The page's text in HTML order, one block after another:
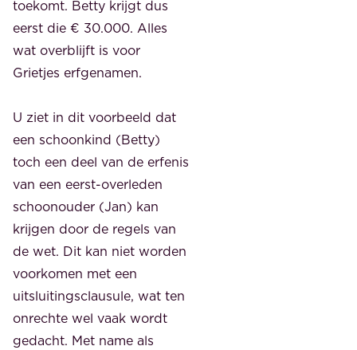
toekomt. Betty krijgt dus
eerst die € 30.000. Alles
wat overblijft is voor
Grietjes erfgenamen.
U ziet in dit voorbeeld dat
een schoonkind (Betty)
toch een deel van de erfenis
van een eerst-overleden
schoonouder (Jan) kan
krijgen door de regels van
de wet. Dit kan niet worden
voorkomen met een
uitsluitingsclausule, wat ten
onrechte wel vaak wordt
gedacht. Met name als